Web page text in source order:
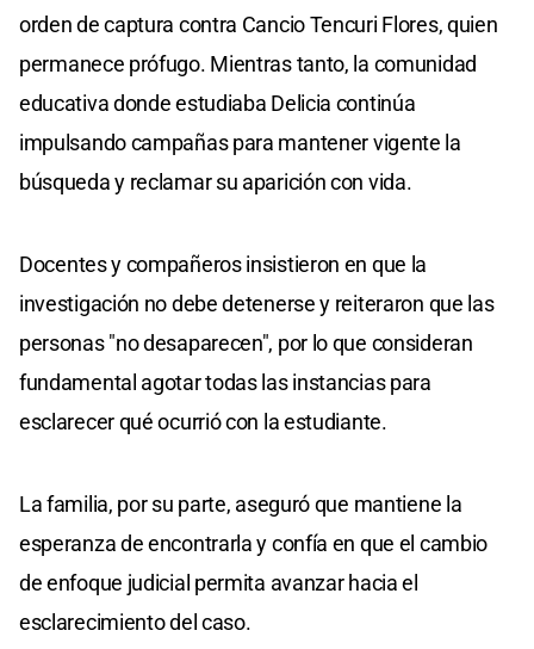
orden de captura contra Cancio Tencuri Flores, quien
permanece prófugo. Mientras tanto, la comunidad
educativa donde estudiaba Delicia continúa
impulsando campañas para mantener vigente la
búsqueda y reclamar su aparición con vida.
Docentes y compañeros insistieron en que la
investigación no debe detenerse y reiteraron que las
personas "no desaparecen", por lo que consideran
fundamental agotar todas las instancias para
esclarecer qué ocurrió con la estudiante.
La familia, por su parte, aseguró que mantiene la
esperanza de encontrarla y confía en que el cambio
de enfoque judicial permita avanzar hacia el
esclarecimiento del caso.